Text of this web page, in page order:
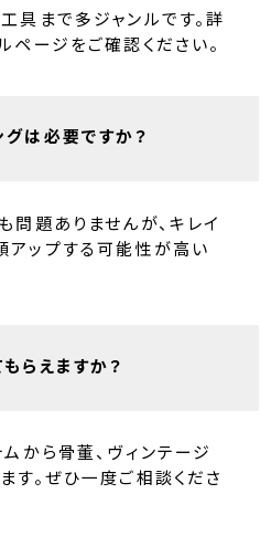
具まで多ジャンルです。詳
ページをご確認ください。
は必要ですか？
問題ありませんが、キレイ
ップする可能性が高い
らえますか？
ムから骨董、ヴィンテージ
す。ぜひ一度ご相談くださ